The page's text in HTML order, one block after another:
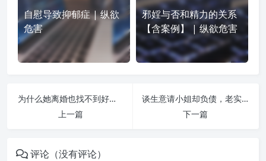
自慰导致抑郁症 | 纵欲
危害
邪婬与否和精力的关系
【含案例】 | 纵欲危害
为什么她离婚也找不到好人？ | 纵欲危害
上一篇
谈生意请小姐却负债，老实行善七亿订单上门 | 纵欲危害
下一篇
评论（没有评论）